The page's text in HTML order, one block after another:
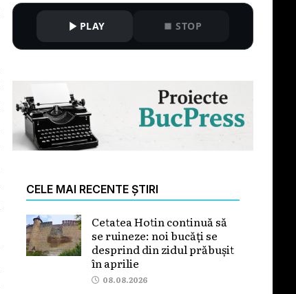
PLAY STOP
CELE MAI RECENTE ȘTIRI
Cetatea Hotin continuă să
se ruineze: noi bucăți se
desprind din zidul prăbușit
în aprilie
08.08.2026